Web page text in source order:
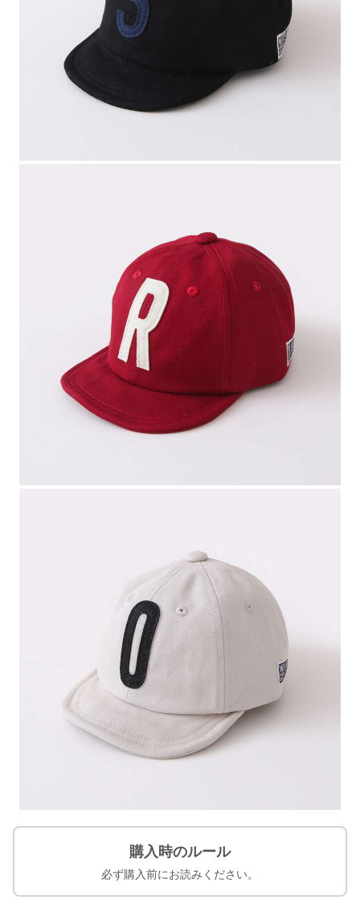
購入時のルール
必ず購入前にお読みください。